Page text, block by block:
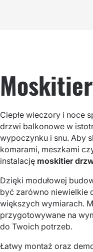
Ciepłe wieczory i noce
drzwi balkonowe w
wypoczynku i snu. Aby
komarami, meszkami
instalację moskitier
Dzięki modułowej
być zarówno niewielkie
większych wymiarach.
przygotowywane na
do Twoich potrzeb.
Łatwy montaż oraz